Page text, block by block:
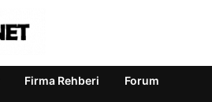
Firma Rehberi Forum